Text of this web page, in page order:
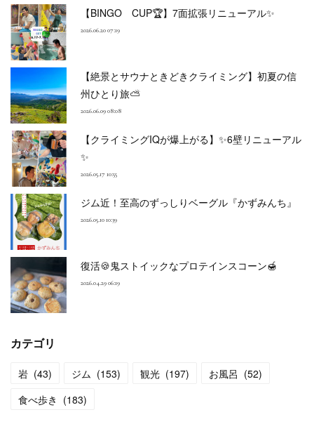
【BINGO CUP🏆】7面拡張リニューアル✨
2026.06.20 07:19
【絶景とサウナときどきクライミング】初夏の信
州ひとり旅⛅
2026.06.09 08:08
【クライミングIQが爆上がる】✨6壁リニューアル
✨
2026.05.17 10:55
ジム近！至高のずっしりベーグル『かずみんち』
2026.05.10 10:39
復活🍪鬼ストイックなプロテインスコーン🍯
2026.04.29 06:19
カテゴリ
岩 (43) ジム (153) 観光 (197) お風呂 (52)
食べ歩き (183)